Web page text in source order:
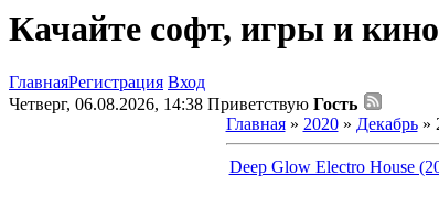
Качайте софт, игры и
ГлавнаяРегистрация Вход
Четверг, 06.08.2026, 14:38 Приветствую Гость
Главная» 2020 » Декабрь »
Deep Glow Electro House